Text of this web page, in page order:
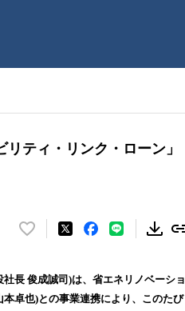
ティ・リンク・ローン」
い
！
数
長 俊成誠司)は、省エネリノベーショ
卓也)との事業連携により、このたび